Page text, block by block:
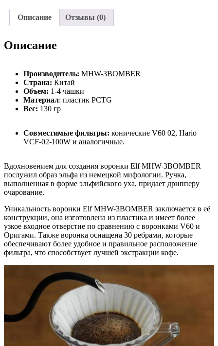
Описание Отзывы (0)
Описание
Производитель: MHW-3BOMBER
Страна: Китай
Объем: 1-4 чашки
Материал: пластик PCTG
Вес: 130 гр
Совместимые фильтры: конические V60 02, Hario
VCF-02-100W и аналогичные.
Вдохновением для создания воронки Elf MHW-3BOMBER
послужил образ эльфа из немецкой мифологии. Ручка,
выполненная в форме эльфийского уха, придает дрипперу
очарование.
Уникальность воронки Elf MHW-3BOMBER заключается в её
конструкции, она изготовлена из пластика и имеет более
узкое входное отверстие по сравнению с воронками V60 и
Оригами. Также воронка оснащена 30 ребрами, которые
обеспечивают более удобное и правильное расположение
фильтра, что способствует лучшей экстракции кофе.